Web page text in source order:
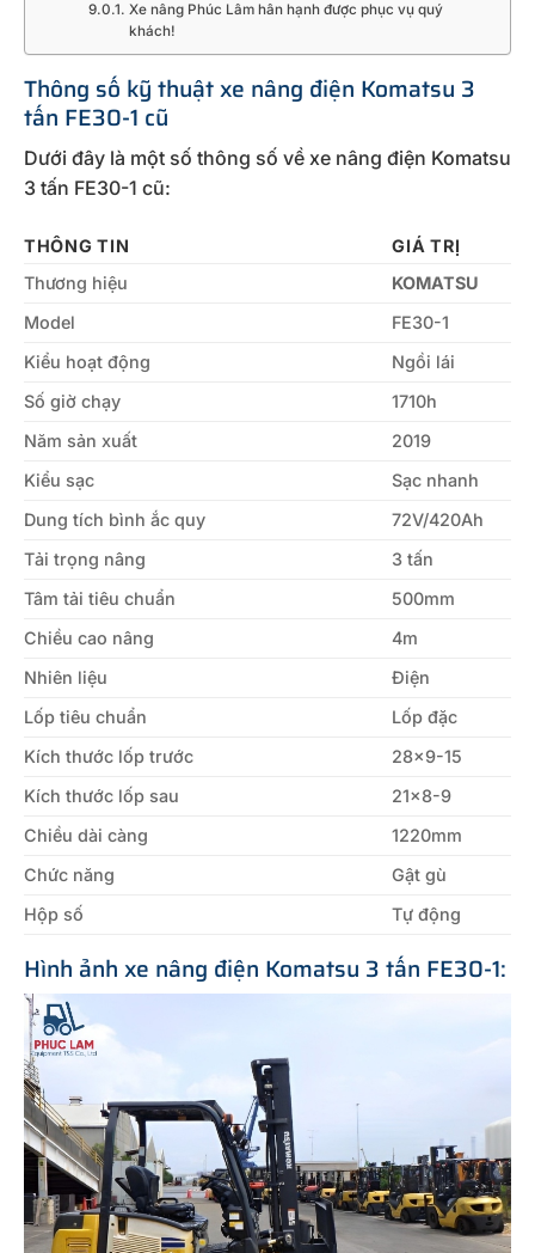
Xe nâng Phúc Lâm hân hạnh được phục vụ quý
khách!
Thông số kỹ thuật xe nâng điện Komatsu 3
tấn FE30-1 cũ
Dưới đây là một số thông số về xe nâng điện Komatsu
3 tấn FE30-1 cũ:
THÔNG TIN
GIÁ TRỊ
Thương hiệu
KOMATSU
Model
FE30-1
Kiểu hoạt động
Ngồi lái
Số giờ chạy
1710h
Năm sản xuất
2019
Kiểu sạc
Sạc nhanh
Dung tích bình ắc quy
72V/420Ah
Tải trọng nâng
3 tấn
Tâm tải tiêu chuẩn
500mm
Chiều cao nâng
4m
Nhiên liệu
Điện
Lốp tiêu chuẩn
Lốp đặc
Kích thước lốp trước
28×9-15
Kích thước lốp sau
21×8-9
Chiều dài càng
1220mm
Chức năng
Gật gù
Hộp số
Tự động
Hình ảnh xe nâng điện Komatsu 3 tấn FE30-1: